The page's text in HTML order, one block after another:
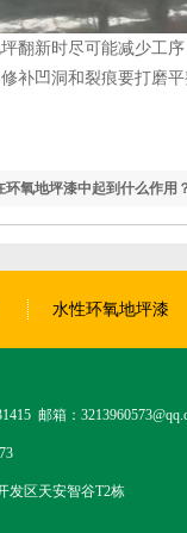
翻新时尽可能减少工
补凹洞和裂痕要打磨
环氧地坪漆中起到什么作用
水性环氧地坪漆
邮箱：
发区天安智谷T2栋